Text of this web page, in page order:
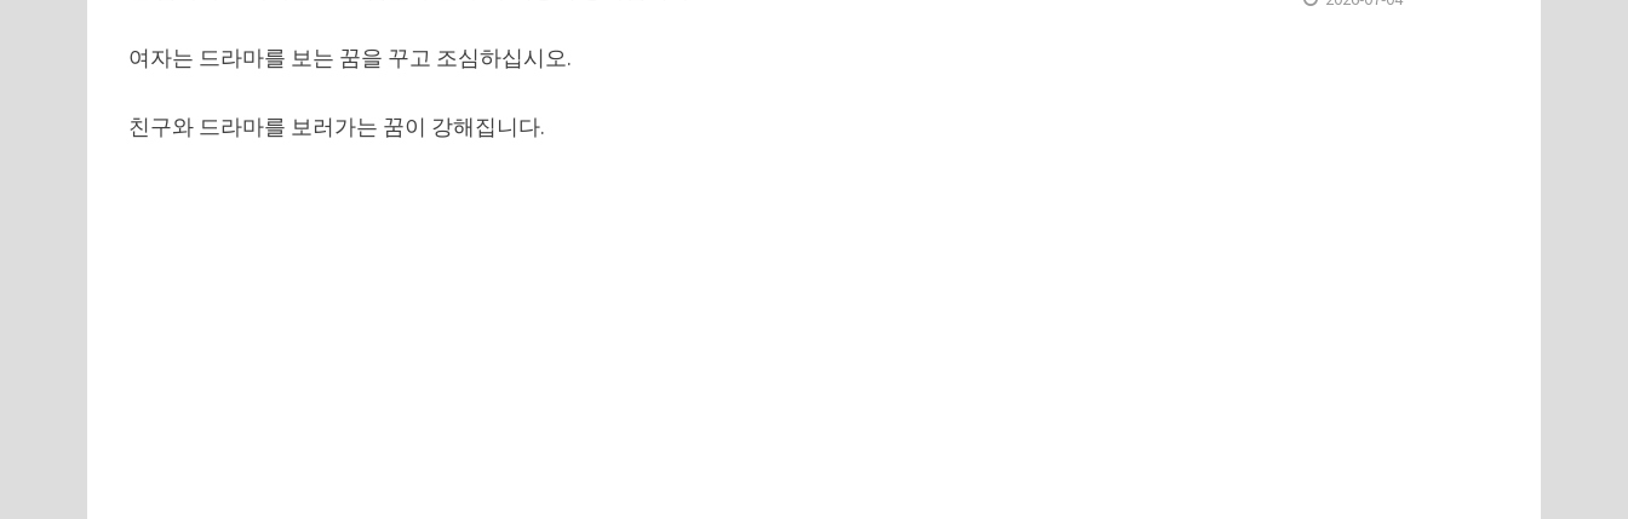
여자는 드라마를 보는 꿈을 꾸고 조심하십시오.
친구와 드라마를 보러가는 꿈이 강해집니다.